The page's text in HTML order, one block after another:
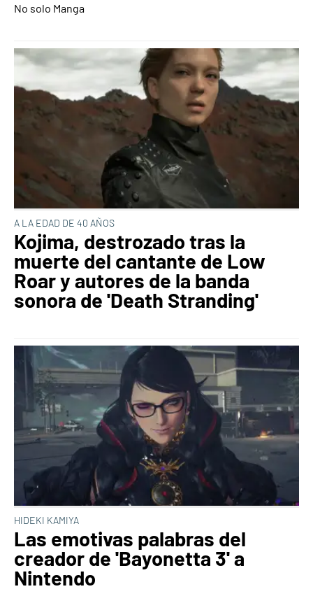
No solo Manga
A LA EDAD DE 40 AÑOS
Kojima, destrozado tras la
muerte del cantante de Low
Roar y autores de la banda
sonora de 'Death Stranding'
HIDEKI KAMIYA
Las emotivas palabras del
creador de 'Bayonetta 3' a
Nintendo